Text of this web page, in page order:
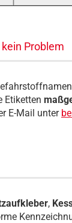
Problem
Etiketten
E-Mail unter
,